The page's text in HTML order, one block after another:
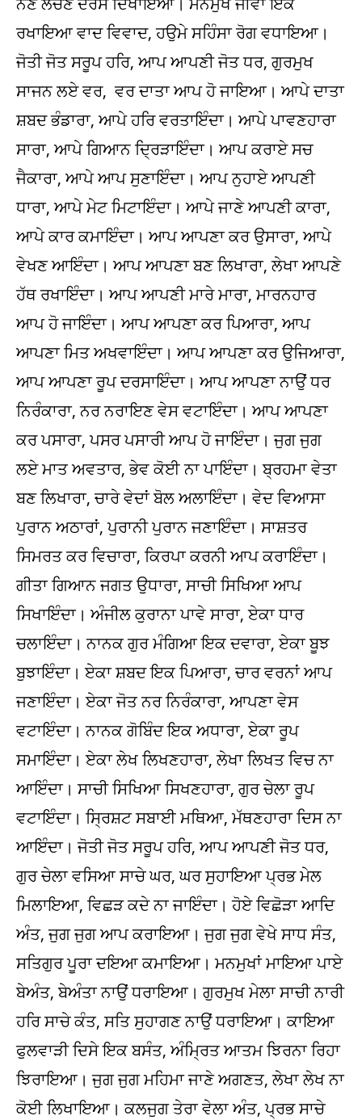
ਰਖਾਇਆ ਵਾਦ ਵਿਵਾਦ, ਹਉਮੇ ਸਹਿੰਸਾ ਰੋਗ ਵਧਾਇਆ।
ਜੋਤੀ ਜੋਤ ਸਰੂਪ ਹਰਿ, ਆਪ ਆਪਣੀ ਜੋਤ ਧਰ, ਗੁਰਮੁਖ
ਸਾਜਨ ਲਏ ਵਰ, ਵਰ ਦਾਤਾ ਆਪ ਹੋ ਜਾਇਆ। ਆਪੇ ਦਾਤਾ
ਸ਼ਬਦ ਭੰਡਾਰਾ, ਆਪੇ ਹਰਿ ਵਰਤਾਇੰਦਾ। ਆਪੇ ਪਾਵਣਹਾਰਾ
ਸਾਰਾ, ਆਪੇ ਗਿਆਨ ਦ੍ਰਿੜਾਇੰਦਾ। ਆਪ ਕਰਾਏ ਸਚ
ਜੈਕਾਰਾ, ਆਪੇ ਆਪ ਸੁਣਾਇੰਦਾ। ਆਪ ਨੁਹਾਏ ਆਪਣੀ
ਧਾਰਾ, ਆਪੇ ਮੇਟ ਮਿਟਾਇੰਦਾ। ਆਪੇ ਜਾਣੇ ਆਪਣੀ ਕਾਰਾ,
ਆਪੇ ਕਾਰ ਕਮਾਇੰਦਾ। ਆਪ ਆਪਣਾ ਕਰ ਉਸਾਰਾ, ਆਪੇ
ਵੇਖਣ ਆਇੰਦਾ। ਆਪ ਆਪਣਾ ਬਣ ਲਿਖਾਰਾ, ਲੇਖਾ ਆਪਣੇ
ਹੱਥ ਰਖਾਇੰਦਾ। ਆਪ ਆਪਣੀ ਮਾਰੇ ਮਾਰਾ, ਮਾਰਨਹਾਰ
ਆਪ ਹੋ ਜਾਇੰਦਾ। ਆਪ ਆਪਣਾ ਕਰ ਪਿਆਰਾ, ਆਪ
ਆਪਣਾ ਮਿਤ ਅਖਵਾਇੰਦਾ। ਆਪ ਆਪਣਾ ਕਰ ਉਜਿਆਰਾ,
ਆਪ ਆਪਣਾ ਰੂਪ ਦਰਸਾਇੰਦਾ। ਆਪ ਆਪਣਾ ਨਾਉਂ ਧਰ
ਨਿਰੰਕਾਰਾ, ਨਰ ਨਰਾਇਣ ਵੇਸ ਵਟਾਇੰਦਾ। ਆਪ ਆਪਣਾ
ਕਰ ਪਸਾਰਾ, ਪਸਰ ਪਸਾਰੀ ਆਪ ਹੋ ਜਾਇੰਦਾ। ਜੁਗ ਜੁਗ
ਲਏ ਮਾਤ ਅਵਤਾਰ, ਭੇਵ ਕੋਈ ਨਾ ਪਾਇੰਦਾ। ਬ੍ਰਹਮਾ ਵੇਤਾ
ਬਣ ਲਿਖਾਰਾ, ਚਾਰੇ ਵੇਦਾਂ ਬੋਲ ਅਲਾਇੰਦਾ। ਵੇਦ ਵਿਆਸਾ
ਪੁਰਾਨ ਅਠਾਰਾਂ, ਪੁਰਾਨੀ ਪੁਰਾਨ ਜਣਾਇੰਦਾ। ਸਾਸ਼ਤਰ
ਸਿਮਰਤ ਕਰ ਵਿਚਾਰਾ, ਕਿਰਪਾ ਕਰਨੀ ਆਪ ਕਰਾਇੰਦਾ।
ਗੀਤਾ ਗਿਆਨ ਜਗਤ ਉਧਾਰਾ, ਸਾਚੀ ਸਿਖਿਆ ਆਪ
ਸਿਖਾਇੰਦਾ। ਅੰਜੀਲ ਕੁਰਾਨਾ ਪਾਵੇ ਸਾਰਾ, ਏਕਾ ਧਾਰ
ਚਲਾਇੰਦਾ। ਨਾਨਕ ਗੁਰ ਮੰਗਿਆ ਇਕ ਦਵਾਰਾ, ਏਕਾ ਬੂਝ
ਬੁਝਾਇੰਦਾ। ਏਕਾ ਸ਼ਬਦ ਇਕ ਪਿਆਰਾ, ਚਾਰ ਵਰਨਾਂ ਆਪ
ਜਣਾਇੰਦਾ। ਏਕਾ ਜੋਤ ਨਰ ਨਿਰੰਕਾਰਾ, ਆਪਣਾ ਵੇਸ
ਵਟਾਇੰਦਾ। ਨਾਨਕ ਗੋਬਿੰਦ ਇਕ ਅਧਾਰਾ, ਏਕਾ ਰੂਪ
ਸਮਾਇੰਦਾ। ਏਕਾ ਲੇਖ ਲਿਖਣਹਾਰਾ, ਲੇਖਾ ਲਿਖਤ ਵਿਚ ਨਾ
ਆਇੰਦਾ। ਸਾਚੀ ਸਿਖਿਆ ਸਿਖਣਹਾਰਾ, ਗੁਰ ਚੇਲਾ ਰੂਪ
ਵਟਾਇੰਦਾ। ਸ੍ਰਿਸ਼ਟ ਸਬਾਈ ਮਥਿਆ, ਮੱਥਣਹਾਰਾ ਦਿਸ ਨਾ
ਆਇੰਦਾ। ਜੋਤੀ ਜੋਤ ਸਰੂਪ ਹਰਿ, ਆਪ ਆਪਣੀ ਜੋਤ ਧਰ,
ਗੁਰ ਚੇਲਾ ਵਸਿਆ ਸਾਚੇ ਘਰ, ਘਰ ਸੁਹਾਇਆ ਪ੍ਰਭ ਮੇਲ
ਮਿਲਾਇਆ, ਵਿਛੜ ਕਦੇ ਨਾ ਜਾਇੰਦਾ। ਹੋਏ ਵਿਛੋੜਾ ਆਦਿ
ਅੰਤ, ਜੁਗ ਜੁਗ ਆਪ ਕਰਾਇਆ। ਜੁਗ ਜੁਗ ਵੇਖੇ ਸਾਧ ਸੰਤ,
ਸਤਿਗੁਰ ਪੂਰਾ ਦਇਆ ਕਮਾਇਆ। ਮਨਮੁਖਾਂ ਮਾਇਆ ਪਾਏ
ਬੇਅੰਤ, ਬੇਅੰਤਾ ਨਾਉਂ ਧਰਾਇਆ। ਗੁਰਮੁਖ ਮੇਲਾ ਸਾਚੀ ਨਾਰੀ
ਹਰਿ ਸਾਚੇ ਕੰਤ, ਸਤਿ ਸੁਹਾਗਣ ਨਾਉਂ ਧਰਾਇਆ। ਕਾਇਆ
ਫੁਲਵਾੜੀ ਦਿਸੇ ਇਕ ਬਸੰਤ, ਅੰਮ੍ਰਿਤ ਆਤਮ ਝਿਰਨਾ ਰਿਹਾ
ਝਿਰਾਇਆ। ਜੁਗ ਜੁਗ ਮਹਿਮਾ ਜਾਣੇ ਅਗਣਤ, ਲੇਖਾ ਲੇਖ ਨਾ
ਕੋਈ ਲਿਖਾਇਆ। ਕਲਜੁਗ ਤੇਰਾ ਵੇਲਾ ਅੰਤ, ਪ੍ਰਭ ਸਾਚੇ